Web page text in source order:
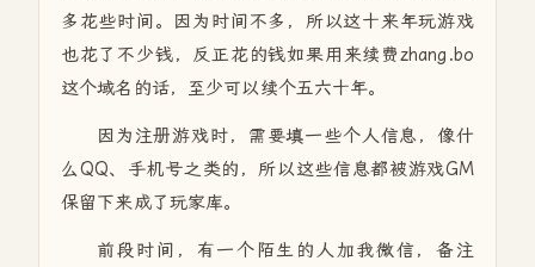
多花些时间。因为时间不多，所以这十来年玩游戏
也花了不少钱，反正花的钱如果用来续费zhang.bo
这个域名的话，至少可以续个五六十年。
因为注册游戏时，需要填一些个人信息，像什
么QQ、手机号之类的，所以这些信息都被游戏GM
保留下来成了玩家库。
前段时间，有一个陌生的人加我微信，备注